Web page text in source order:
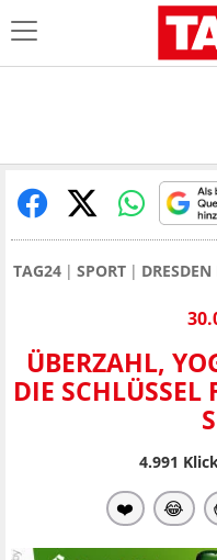
TAG24 SPORT
ÜBERZAHL,
DIE
4.991
❤️ 😂